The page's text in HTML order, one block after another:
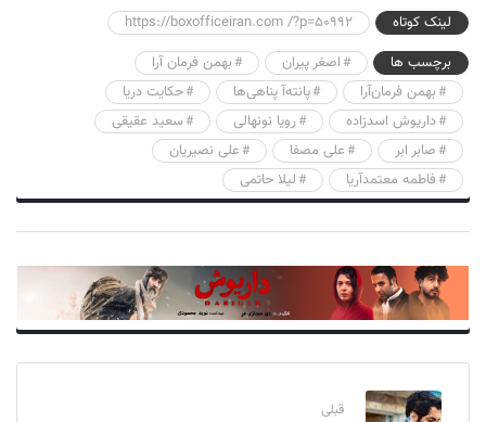
لینک کوتاه
https://boxofficeiran.com /?p=50992
برچسب ها
اصغر پیران
بهمن فرمان آرا
بهمن فرمان‌آرا
پانته‌آ پناهی‌ها
حکایت دریا
داریوش اسدزاده
رویا نونهالی
سعید عقیقی
صابر ابر
علی مصفا
علی نصیریان
فاطمه معتمدآریا
لیلا حاتمی
قبلی